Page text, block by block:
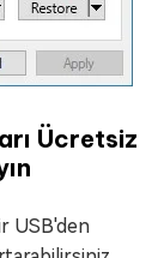
Ücretsiz
USB'den